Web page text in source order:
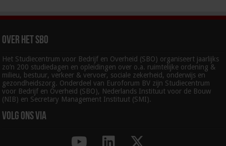
Over het SBO
Het Studiecentrum voor Bedrijf en Overheid (SBO) organiseert jaarlijks
zo’n 200 studiedagen en opleidingen over o.a. ruimtelijke ordening &
milieu, bestuur, verkeer & vervoer, sociale zekerheid, onderwijs en
gezondheidszorg. Onderdeel van Euroforum BV zijn Studiecentrum
voor Bedrijf en Overheid (SBO), Nederlands Instituut voor de Bouw
(NIB) en Secretary Management Instituut (SMI).
Volg ons via